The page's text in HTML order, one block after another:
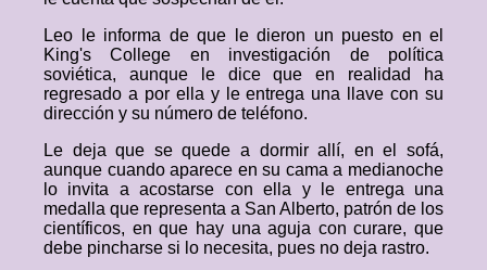
Leo le informa de que le dieron un puesto en el
King's College en investigación de política
soviética, aunque le dice que en realidad ha
regresado a por ella y le entrega una llave con su
dirección y su número de teléfono.
Le deja que se quede a dormir allí, en el sofá,
aunque cuando aparece en su cama a medianoche
lo invita a acostarse con ella y le entrega una
medalla que representa a San Alberto, patrón de los
científicos, en que hay una aguja con curare, que
debe pincharse si lo necesita, pues no deja rastro.